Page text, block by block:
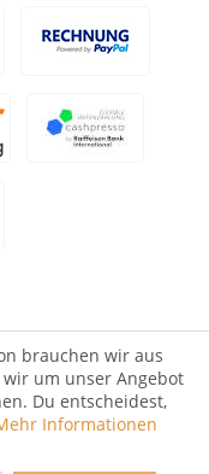
brauchen wir aus
um unser Angebot
Du entscheidest,
Informationen